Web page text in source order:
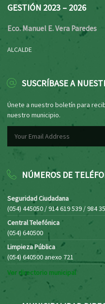
GESTIÓN 2023 – 2026
Eco. Manuel E. Vera Paredes
ALCALDE
SUSCRÍBASE A
Únete a nuestro boletín para
nuestro municipio.
NÚMEROS DE
Seguridad Ciudadana
(054) 445050 / 914 619 539 / 984
Central Telefónica
(054) 640500
Limpieza Pública
(054) 640500 anexo 721
Ver directorio municipal